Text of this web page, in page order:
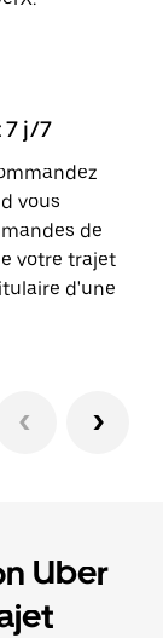
7 j/7
vous
de
votre trajet
d'une
Uber